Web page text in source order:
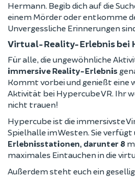
Hermann. Begib dich auf die
einem Mörder oder entkomme
Unvergessliche Erinnerungen
Virtual-Reality-Erlebnis bei
Für alle, die ungewöhnliche
immersive Reality-Erlebnis
Kommt vorbei und genießt
Aktivität bei Hypercube VR. Ihr
nicht trauen!
Hypercube ist die immersivste
Spielhalle im Westen. Sie verfügt
Erlebnisstationen, darunter 8
maximales Eintauchen in die
Außerdem steht euch ein